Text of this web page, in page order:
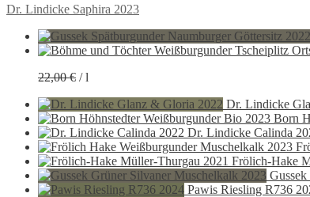
Beitragsnavigation
Vorheriger
Dr. Lindicke Saphira 2023
22,00€ /l
Dr. Lindicke
Born
Dr. Lindicke Calinda
Frölich-Hake
Pawis Riesling R736